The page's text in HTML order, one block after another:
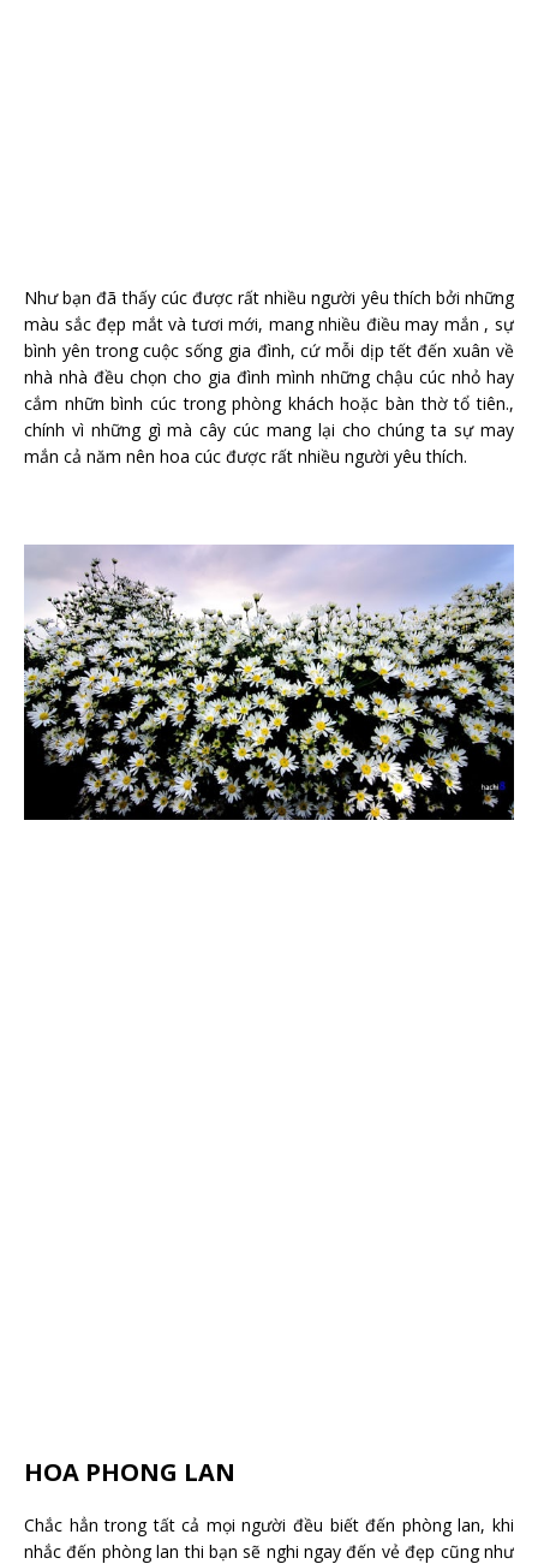
Như bạn đã thấy cúc được rất nhiều người yêu thích bởi những
màu sắc đẹp mắt và tươi mới, mang nhiều điều may mắn , sự
bình yên trong cuộc sống gia đình, cứ mỗi dịp tết đến xuân về
nhà nhà đều chọn cho gia đình mình những chậu cúc nhỏ hay
cắm nhữn bình cúc trong phòng khách hoặc bàn thờ tổ tiên.,
chính vì những gì mà cây cúc mang lại cho chúng ta sự may
mắn cả năm nên hoa cúc được rất nhiều người yêu thích.
HOA PHONG LAN
Chắc hẳn trong tất cả mọi người đều biết đến phòng lan, khi
nhắc đến phòng lan thi bạn sẽ nghi ngay đến vẻ đẹp cũng như